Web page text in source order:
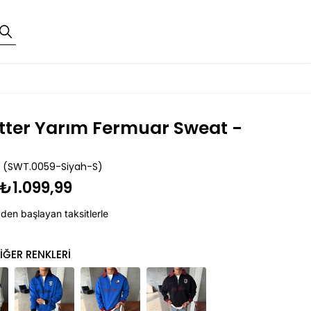
Yarım Fermuar Sweat -
(SWT.0059-Siyah-S)
₺1.099,99
başlayan taksitlerle